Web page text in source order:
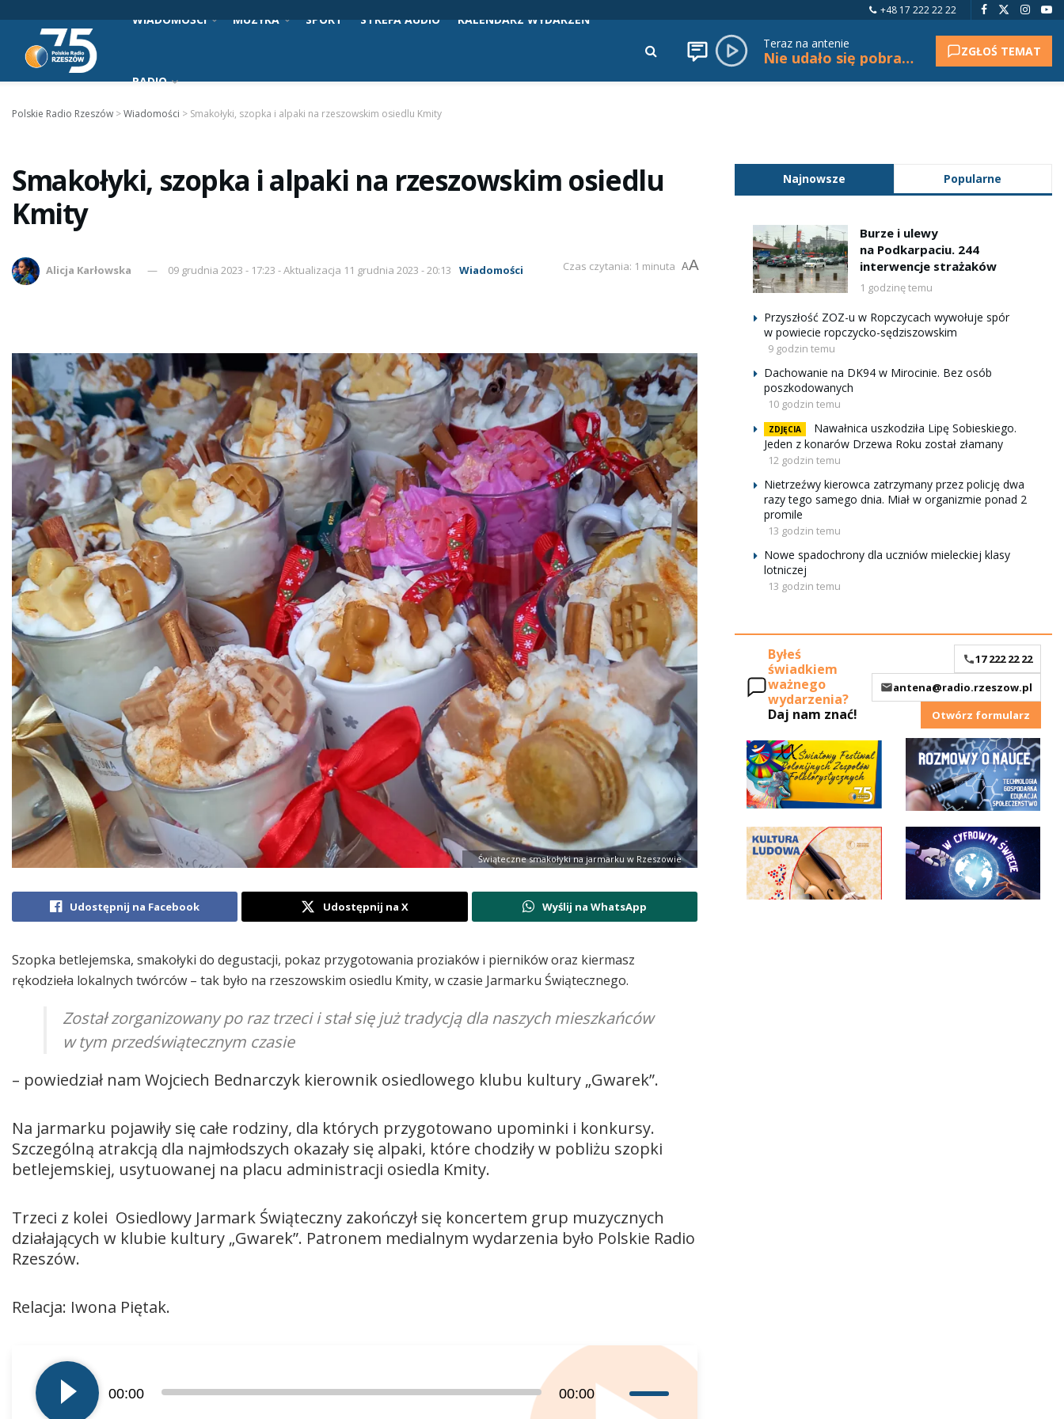
+48 17 222 22 22
WIADOMOŚCI MUZYKA SPORT STREFA AUDIO KALENDARZ WYDARZEŃ
RADIO
Teraz na antenie
Nie udało się pobrać tytułu. ZGŁOŚ TEMAT
Polskie Radio Rzeszów >Wiadomości > Smakołyki, szopka i alpaki na rzeszowskim osiedlu Kmity
Smakołyki, szopka i alpaki na rzeszowskim osiedlu
Kmity
Alicja Karłowska 09 grudnia 2023 - 17:23 - Aktualizacja 11 grudnia 2023 - 20:13 Wiadomości Czas czytania: 1 minuta AA
Świąteczne smakołyki na jarmarku w Rzeszowie
Udostępnij na Facebook Udostępnij na X Wyślij na WhatsApp
Szopka betlejemska, smakołyki do degustacji, pokaz przygotowania proziaków i pierników oraz kiermasz
rękodzieła lokalnych twórców – tak było na rzeszowskim osiedlu Kmity, w czasie Jarmarku Świątecznego.
Został zorganizowany po raz trzeci i stał się już tradycją dla naszych mieszkańców
w tym przedświątecznym czasie
– powiedział nam Wojciech Bednarczyk kierownik osiedlowego klubu kultury „Gwarek”.
Na jarmarku pojawiły się całe rodziny, dla których przygotowano upominki i konkursy.
Szczególną atrakcją dla najmłodszych okazały się alpaki, które chodziły w pobliżu szopki
betlejemskiej, usytuowanej na placu administracji osiedla Kmity.
Trzeci z kolei Osiedlowy Jarmark Świąteczny zakończył się koncertem grup muzycznych
działających w klubie kultury „Gwarek”. Patronem medialnym wydarzenia było Polskie Radio
Rzeszów.
Relacja: Iwona Piętak.
plików
dźwiękowych
00:00 00:00
strzałek
Najnowsze Popularne
Burze i ulewy
na Podkarpaciu. 244
interwencje strażaków
1 godzinę temu
Przyszłość ZOZ-u w Ropczycach wywołuje spór
w powiecie ropczycko-sędziszowskim
9 godzin temu
Dachowanie na DK94 w Mirocinie. Bez osób
poszkodowanych
10 godzin temu
ZDJĘCIA
Nawałnica uszkodziła Lipę Sobieskiego.
Jeden z konarów Drzewa Roku został złamany
12 godzin temu
Nietrzeźwy kierowca zatrzymany przez policję dwa
razy tego samego dnia. Miał w organizmie ponad 2
promile
13 godzin temu
Nowe spadochrony dla uczniów mieleckiej klasy
lotniczej
13 godzin temu
Byłeś
świadkiem
ważnego
wydarzenia?
Daj nam znać!
17 222 22 22
antena@radio.rzeszow.pl
Otwórz formularz